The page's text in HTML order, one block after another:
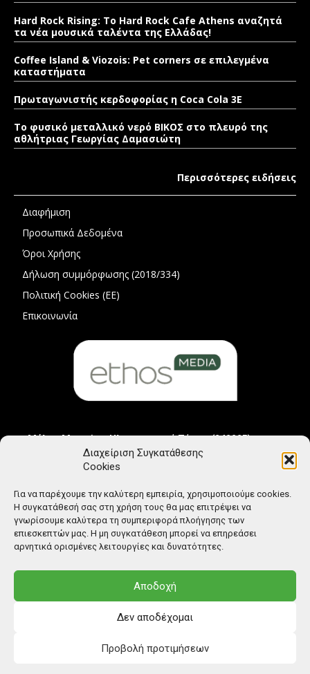
Διαχείριση Συγκατάθεσης
Cookies
Για να παρέχουμε την καλύτερη εμπειρία, χρησιμοποιούμε cookies.
Η συγκατάθεσή σας στη χρήση τους θα μας επιτρέψει να
γνωρίσουμε καλύτερα τη συμπεριφορά πλοήγησης των
επιεσκεπτών μας. Η μη συγκατάθεση μπορεί να επηρεάσει
αρνητικά ορισμένες λειτουργίες και δυνατότητες.
Αποδοχή
Δεν αποδέχομαι
Προβολή προτιμήσεων
Hard Rock Rising: Το Hard Rock Cafe Athens αναζητά
τα νέα μουσικά ταλέντα της Ελλάδας!
Coffee Island & Viozois: Pet corners σε επιλεγμένα
καταστήματα
Πρωταγωνιστής κερδοφορίας η Coca Cola 3E
Το φυσικό μεταλλικό νερό ΒΙΚΟΣ στο πλευρό της
αθλήτριας Γεωργίας Δαμασιώτη
Περισσότερες ειδήσεις
Διαφήμιση
Προσωπικά Δεδομένα
Όροι Χρήσης
Δήλωση συμμόρφωσης (2018/334)
Πολιτική Cookies (ΕΕ)
Επικοινωνία
Μέλος Μητρώου Ηλεκτρονικού Τύπου (242225)
© Copyright: Ethos Media S.A.